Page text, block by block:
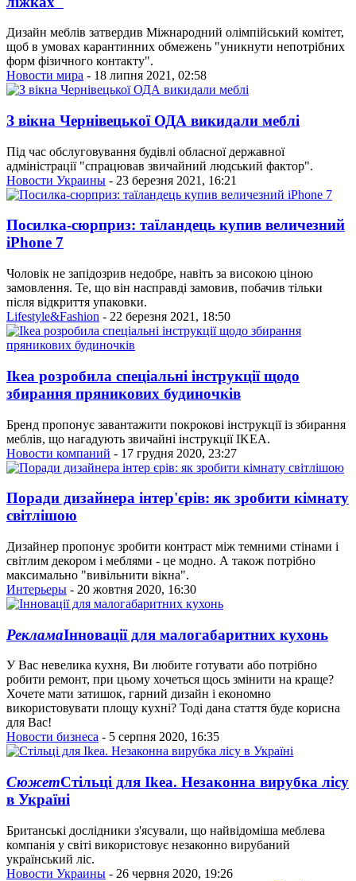
Дизайн меблів затвердив Міжнародний олімпійський комітет,
щоб в умовах карантинних обмежень "уникнути непотрібних
форм фізичного контакту".
Новости мира - 18 липня 2021, 02:58
З вікна Чернівецької ОДА викидали меблі
Під час обслуговування будівлі обласної державної
адміністрації "спрацював звичайний людський фактор".
Новости Украины - 23 березня 2021, 16:21
Посилка-сюрприз: таїландець купив величезний
iPhone 7
Чоловік не запідозрив недобре, навіть за високою ціною
замовлення. Те, що він насправді замовив, побачив тільки
після відкриття упаковки.
Lifestyle&Fashion - 22 березня 2021, 18:50
Ikea розробила спеціальні інструкції щодо
збирання пряникових будиночків
Бренд пропонує завантажити покрокові інструкції із збирання
меблів, що нагадують звичайні інструкції IKEA.
Новости компаний - 17 грудня 2020, 23:27
Поради дизайнера інтер'єрів: як зробити кімнату
світлішою
Дизайнер пропонує зробити контраст між темними стінами і
світлим декором і меблями - це модно. А також потрібно
максимально "вивільнити вікна".
Интерьеры - 20 жовтня 2020, 16:30
РекламаІнновації для малогабаритних кухонь
У Вас невелика кухня, Ви любите готувати або потрібно
робити ремонт, при цьому хочеться щось змінити на краще?
Хочете мати затишок, гарний дизайн і економно
використовувати площу кухні? Тоді дана стаття буде корисна
для Вас!
Новости бизнеса - 5 серпня 2020, 16:35
СюжетСтільці для Ikea. Незаконна вирубка лісу
в Україні
Британські дослідники з'ясували, що найвідоміша меблева
компанія у світі використовує незаконно вирубаний
український ліс.
Новости Украины - 26 червня 2020, 19:26